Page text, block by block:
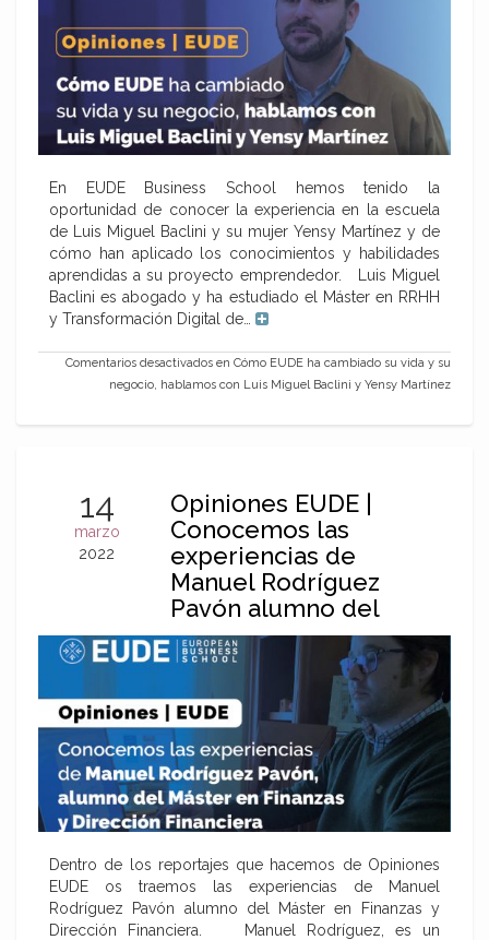
En EUDE Business School hemos tenido la
oportunidad de conocer la experiencia en la escuela
de Luis Miguel Baclini y su mujer Yensy Martínez y de
cómo han aplicado los conocimientos y habilidades
aprendidas a su proyecto emprendedor. Luis Miguel
Baclini es abogado y ha estudiado el Máster en RRHH
y Transformación Digital de…
Comentarios desactivados en Cómo EUDE ha cambiado su vida y su
negocio, hablamos con Luis Miguel Baclini y Yensy Martínez
14
marzo
2022
Opiniones EUDE |
Conocemos las
experiencias de
Manuel Rodríguez
Pavón alumno del
Máster en Finanzas y
Dirección Financiera
Dentro de los reportajes que hacemos de Opiniones
EUDE os traemos las experiencias de Manuel
Rodríguez Pavón alumno del Máster en Finanzas y
Dirección Financiera. Manuel Rodríguez, es un